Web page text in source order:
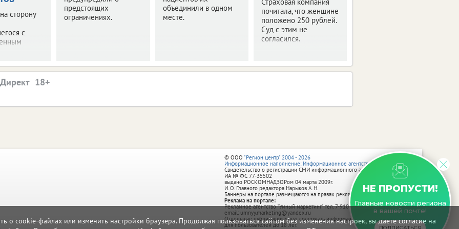
о cookie-файлах или изменить настройки браузера. Продолжая пользоваться сайтом без изменения настроек, вы даете согласие на
сторону
с
предстоящих
ограничениях.
объединили в одном
месте.
почитала, что женщине
положено 250 рублей.
Суд с этим не
согласился.
НЕ ПРОПУСТИ!
Главные новости региона
в вашей почте!
© ООО "Регион центр" 2004 - 2026
Информационное наполнение: Информационное агентство vRossii.ru
Свидетельство о регистрации СМИ информационного агентства vRossii.ru
ИА № ФС 77‑35502
выдано РОСКОМНАДЗОРом 04 марта 2009г.
И. О. Главного редактора Нарыков А. Н.
Баннеры на портале размещаются на правах рекламы.
Реклама на портале:
Рекламное агентство "Умный маркетинг" тел. 7-910-267-70-40,
email: umnyy.marketing@yandex.ru
Отдельные публикации могут содержать информацию, не предназначенную
для пользователей до 18 лет.